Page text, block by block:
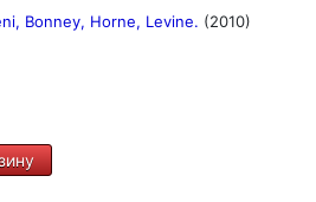
Bonney, Horne, Levine. (2010)